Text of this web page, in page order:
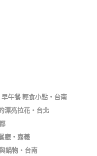
早午餐 輕食小點‧台南
漂亮拉花‧台北
廳‧嘉義
鍋物‧台南